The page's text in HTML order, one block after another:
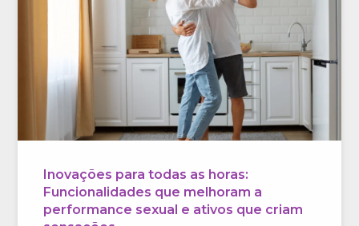
Inovações para todas as horas:
Funcionalidades que melhoram a
performance sexual e ativos que criam